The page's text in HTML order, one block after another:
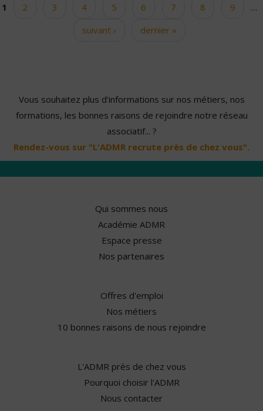
Pages
1 2 3 4 5 6 7 8 9
…
suivant ›
dernier »
Vous souhaitez plus d'informations sur nos métiers, nos
formations, les bonnes raisons de rejoindre notre réseau
associatif... ?
Rendez-vous sur "L'ADMR recrute près de chez vous".
Qui sommes nous
Académie ADMR
Espace presse
Nos partenaires
Offres d'emploi
Nos métiers
10 bonnes raisons de nous rejoindre
L'ADMR près de chez vous
Pourquoi choisir l'ADMR
Nous contacter